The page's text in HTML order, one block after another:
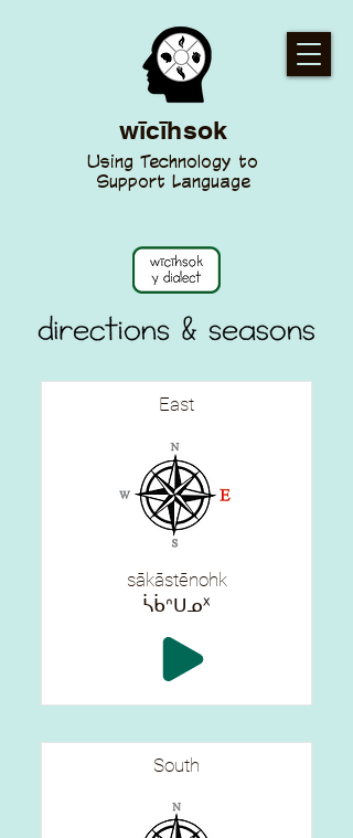
wīcīhsok
Using Technology to
Support Language
East
sākāstēnohk
ᓵᑳᐢᑌᓄᕽ
South